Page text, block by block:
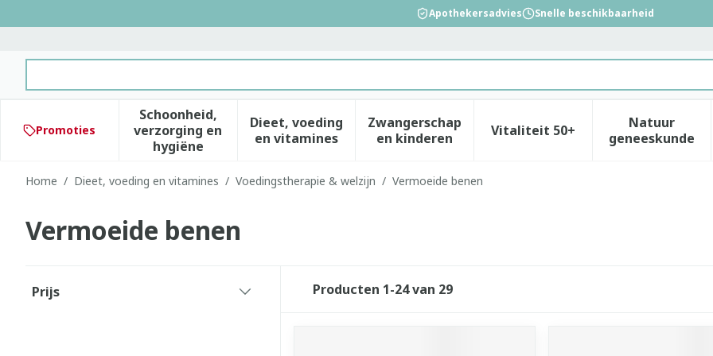
Apothekersadvies Snelle beschikbaarheid
Promoties
Schoonheid,
verzorging en
hygiëne
Toon submenu voor Schoonheid, verzorging en hygiëne categorie
Dieet, voeding
en vitamines
Toon submenu voor Dieet, voeding en vitamines categorie
Zwangerschap
en kinderenToon submenu voor Zwangerschap en
Vitaliteit 50+Toon submenu voor
Natuur
geneeskunde
Toon
Home / Dieet, voeding en vitamines / Voedingstherapie & welzijn / Vermoeide benen
Vermoeide benen
Prijs
Producten 1-24van 29